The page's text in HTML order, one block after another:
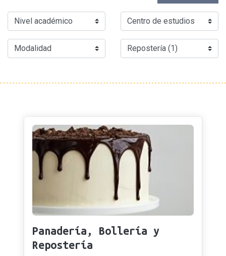
Panadería, Bollería y
Repostería